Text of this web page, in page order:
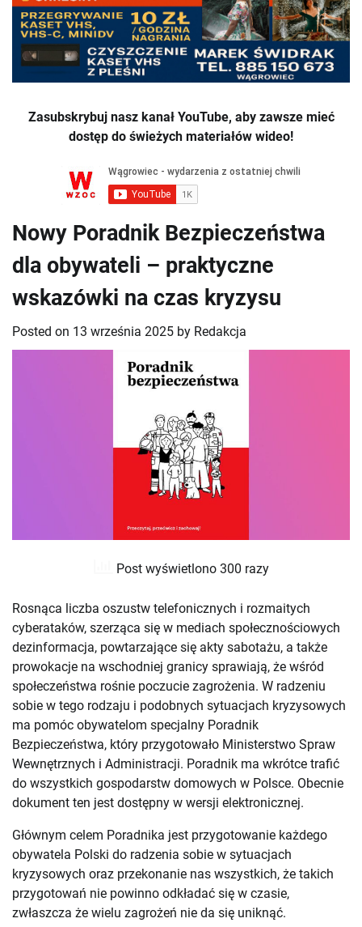
Zasubskrybuj nasz kanał YouTube, aby zawsze mieć
dostęp do świeżych materiałów wideo!
Nowy Poradnik Bezpieczeństwa
dla obywateli – praktyczne
wskazówki na czas kryzysu
Posted on 13 września 2025 by Redakcja
Post wyświetlono 300 razy
Rosnąca liczba oszustw telefonicznych i rozmaitych
cyberataków, szerząca się w mediach społecznościowych
dezinformacja, powtarzające się akty sabotażu, a także
prowokacje na wschodniej granicy sprawiają, że wśród
społeczeństwa rośnie poczucie zagrożenia. W radzeniu
sobie w tego rodzaju i podobnych sytuacjach kryzysowych
ma pomóc obywatelom specjalny Poradnik
Bezpieczeństwa, który przygotowało Ministerstwo Spraw
Wewnętrznych i Administracji. Poradnik ma wkrótce trafić
do wszystkich gospodarstw domowych w Polsce. Obecnie
dokument ten jest dostępny w wersji elektronicznej.
Głównym celem Poradnika jest przygotowanie każdego
obywatela Polski do radzenia sobie w sytuacjach
kryzysowych oraz przekonanie nas wszystkich, że takich
przygotowań nie powinno odkładać się w czasie,
zwłaszcza że wielu zagrożeń nie da się uniknąć.